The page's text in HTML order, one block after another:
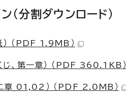
（分割ダウンロード）
） （PDF 1.9MB）
じ、第一章） （PDF 360.1KB）
章_01,02） （PDF 2.0MB）